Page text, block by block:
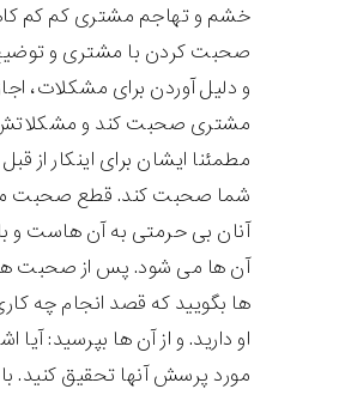
خشم و تهاجم مشتری کم کم
صحبت کردن با مشتری و
و دلیل آوردن برای مشکلات،
مشتری صحبت کند و مشکلاتش
مطمئنا ایشان برای اینکار از
شما صحبت کند. قطع صحبت
آنان بی حرمتی به آن هاست و
آن ها می شود. پس از صحبت
ها بگویید که قصد انجام چه
او دارید. و از آن ها بپرسید: آیا
مورد پرسش آنها تحقیق کنید. با